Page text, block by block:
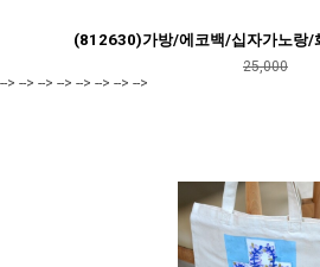
(812630)가방/에코백/십자가노랑/
25,000
--> --> --> --> --> --> --> -->